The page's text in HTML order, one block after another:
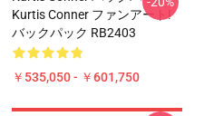
Kurtis Conner ファンアート!
バックパック RB2403
￥535,050 - ￥601,750